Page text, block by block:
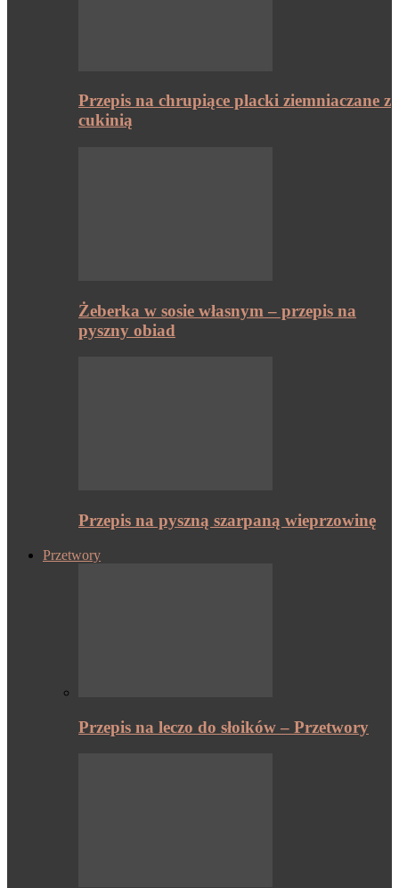
Przepis na chrupiące placki ziemniaczane z
cukinią
Żeberka w sosie własnym – przepis na
pyszny obiad
Przepis na pyszną szarpaną wieprzowinę
Przetwory
Przepis na leczo do słoików – Przetwory